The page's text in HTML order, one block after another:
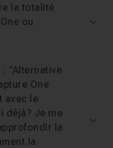
la totalité
ou
"Alternative
One
avec le
déjà? Je me
la
la